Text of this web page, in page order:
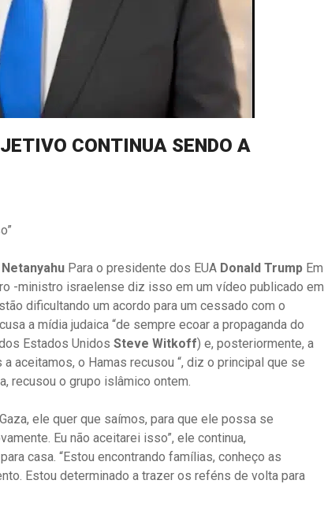
CONTINUA SENDO A
Para o presidente dos EUA Donald Trump Em
-ministro israelense diz isso em um vídeo publicado em
dificultando um acordo para um cessado com o
a mídia judaica “de sempre ecoar a propaganda do
Estados Unidos Steve Witkoff) e, posteriormente, a
aceitamos, o Hamas recusou “, diz o principal que se
recusou o grupo islâmico ontem.
ele quer que saímos, para que ele possa se
Eu não aceitarei isso”, ele continua,
casa. “Estou encontrando famílias, conheço as
Estou determinado a trazer os reféns de volta para